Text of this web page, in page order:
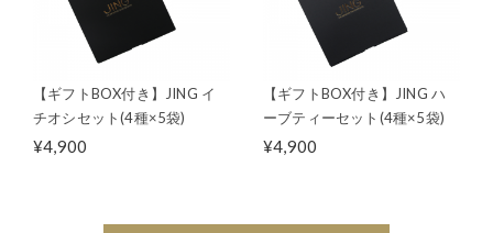
【ギフトBOX付き】JING イ
チオシセット(4種×5袋)
¥4,900
【ギフトBOX付き】JING ハ
ーブティーセット(4種×5袋)
¥4,900